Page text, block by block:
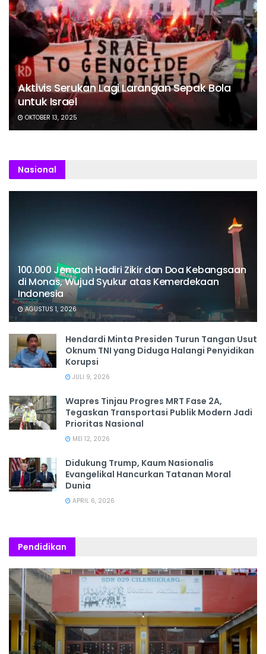
Aktivis Serukan Lagi Larangan Sepak Bola
untuk Israel
OKTOBER 13, 2025
Nasional
100.000 Jemaah Hadiri Zikir dan Doa Kebangsaan
di Monas, Wujud Syukur atas Kemerdekaan
Indonesia
AGUSTUS 1, 2026
Hendardi Minta Presiden Turun Tangan Usut
Oknum TNI yang Diduga Halangi Penyidikan
Korupsi
JULI 9, 2026
Wapres Tinjau Progres MRT Fase 2A,
Tegaskan Transportasi Publik Modern Jadi
Prioritas Nasional
MEI 12, 2026
Didukung Trump, Kaum Nasionalis
Evangelikal Hancurkan Tatanan Moral
Dunia
APRIL 6, 2026
Pendidikan